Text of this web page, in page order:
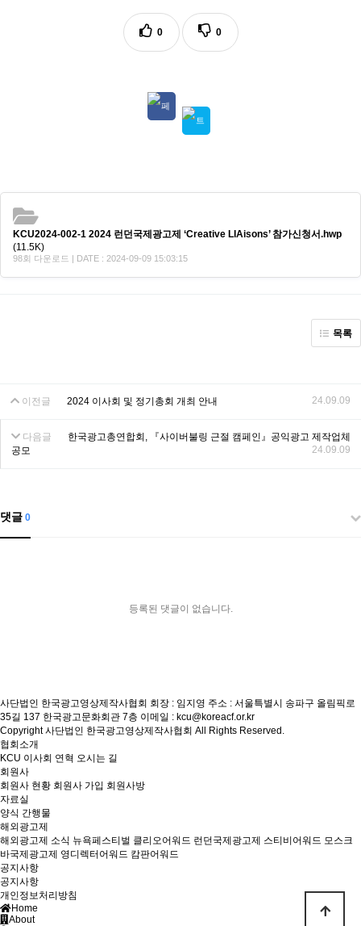
0 0
KCU2024-002-1 2024 런던국제광고제 ‘Creative LIAisons’ 참가신청서.hwp
(11.5K)
98회 다운로드 | DATE : 2024-09-09 15:03:15
목록
이전글 2024 이사회 및 정기총회 개최 안내 24.09.09
다음글
한국광고총연합회, 『사이버불링 근절 캠페인』공익광고 제작업체
공모
24.09.09
댓글 0
등록된 댓글이 없습니다.
사단법인 한국광고영상제작사협회 회장 : 임지영 주소 : 서울특별시 송파구 올림픽로
35길 137 한국광고문화회관 7층 이메일 : kcu@koreacf.or.kr
Copyright 사단법인 한국광고영상제작사협회 All Rights Reserved.
협회소개
KCU 이사회 연혁 오시는 길
회원사
회원사 현황 회원사 가입 회원사방
자료실
양식 간행물
해외광고제
해외광고제 소식 뉴욕페스티벌 클리오어워드 런던국제광고제 스티비어워드 모스크
바국제광고제 영디렉터어워드 캄판어워드
공지사항
공지사항
개인정보처리방침
Home
About